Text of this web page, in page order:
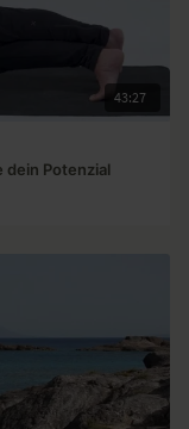
43:27
dein Potenzial